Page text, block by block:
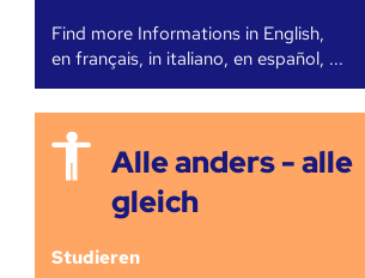
Find more Informations in English,
en français, in italiano, en español, ...
Alle anders - alle
gleich
Studieren